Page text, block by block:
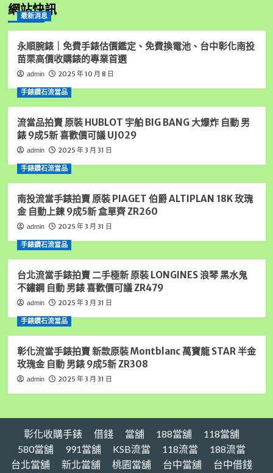
高
雄
優
質
店
家
專
業
高
雄
收
購
手
錶
高
車
借
錢
車
借
錢
高
雄
房
屋
高
雄
土
網站快訊
最新消息
永順腕錶｜免費手錶估價鑑定、免費換電池、台中彰化南投
苗栗高價收購錶的專業首選
admin 2025 年 10 月 8 日
手錶鑽石流當品
流當品拍賣 原裝 HUBLOT 宇舶 BIG BANG 大爆炸 自動 男
錶 9成5新 喜歡價可議 UJ029
admin 2025 年 3 月 31 日
手錶鑽石流當品
南投流當手錶拍賣 原裝 PIAGET 伯爵 ALTIPLAN 18K 玫瑰
金 自動上鍊 9成5新 盒單齊 ZR260
admin 2025 年 3 月 31 日
手錶鑽石流當品
台北流當手錶拍賣 二手極新 原裝 LONGINES 浪琴 黑水鬼
不鏽鋼 自動 男錶 喜歡價可議 ZR479
admin 2025 年 3 月 31 日
手錶鑽石流當品
彰化流當手錶拍賣 新款原裝 Montblanc 萬寶龍 STAR 半金
玫瑰金 自動 男錶 9成5新 ZR308
admin 2025 年 3 月 31 日
彰化收購手錶 借錢 當舖 188當舖
118當舖
580當舖
991當舖 KSB流當 118流當
188流當
台北當舖
新北當舖 桃園當舖 台中當舖 台中借錢